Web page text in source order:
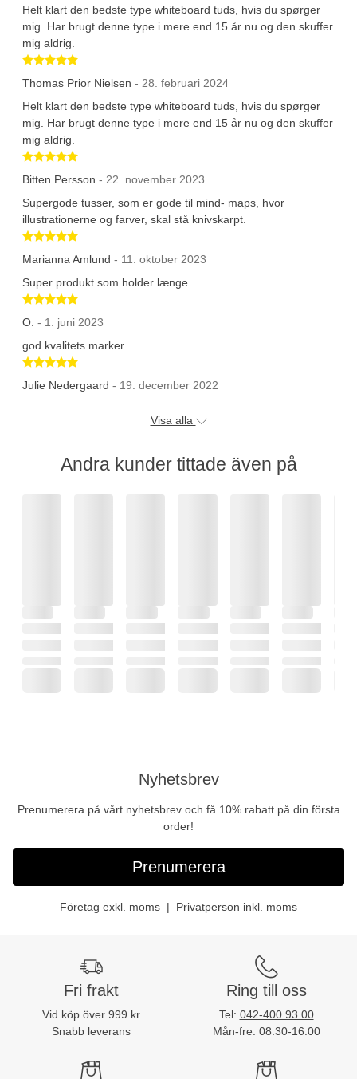
Helt klart den bedste type whiteboard tuds, hvis du spørger
mig. Har brugt denne type i mere end 15 år nu og den skuffer
mig aldrig.
Betygsatt 5 av 5 stjärnor
Thomas Prior Nielsen - 28. februari 2024
Helt klart den bedste type whiteboard tuds, hvis du spørger
mig. Har brugt denne type i mere end 15 år nu og den skuffer
mig aldrig.
Betygsatt 5 av 5 stjärnor
Bitten Persson - 22. november 2023
Supergode tusser, som er gode til mind- maps, hvor
illustrationerne og farver, skal stå knivskarpt.
Betygsatt 5 av 5 stjärnor
Marianna Amlund - 11. oktober 2023
Super produkt som holder længe...
Betygsatt 5 av 5 stjärnor
O. - 1. juni 2023
god kvalitets marker
Betygsatt 5 av 5 stjärnor
Julie Nedergaard - 19. december 2022
Visa alla
Andra kunder tittade även på
Nyhetsbrev
Prenumerera på vårt nyhetsbrev och få 10% rabatt på din första
order!
Prenumerera
Företag exkl. moms Privatperson inkl. moms
Fri frakt
Vid köp över 999 kr
Snabb leverans
Ring till oss
Tel: 042-400 93 00
Mån-fre: 08:30-16:00